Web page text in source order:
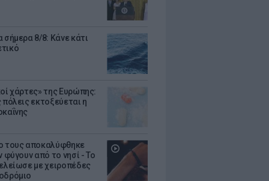
σήμερα 8/8: Κάνε κάτι
χάρτες» της Ευρώπης:
πόλεις εκτοξεύεται η
τους αποκαλύφθηκε
φύγουν από το νησί - Το
με χειροπέδες